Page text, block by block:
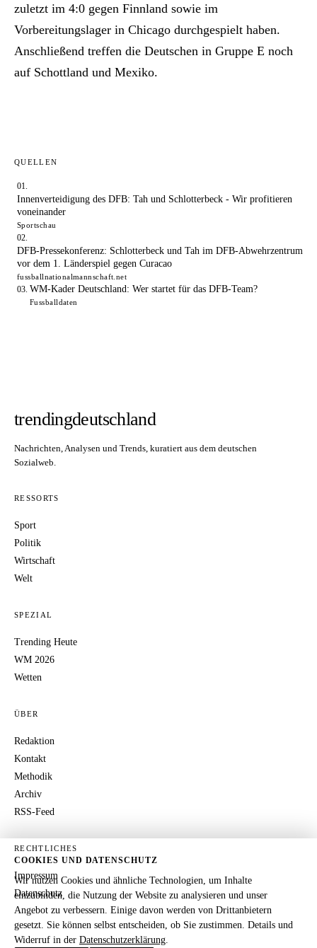
zuletzt im 4:0 gegen Finnland sowie im
Vorbereitungslager in Chicago durchgespielt haben.
Anschließend treffen die Deutschen in Gruppe E noch
auf Schottland und Mexiko.
QUELLEN
Innenverteidigung des DFB: Tah und Schlotterbeck - Wir profitieren
voneinander
Sportschau
DFB-Pressekonferenz: Schlotterbeck und Tah im DFB-Abwehrzentrum
vor dem 1. Länderspiel gegen Curacao
fussballnationalmannschaft.net
WM-Kader Deutschland: Wer startet für das DFB-Team?
Fussballdaten
trendingdeutschland
Nachrichten, Analysen und Trends, kuratiert aus dem deutschen
Sozialweb.
RESSORTS
Sport
Politik
Wirtschaft
Welt
SPEZIAL
Trending Heute
WM 2026
Wetten
ÜBER
Redaktion
Kontakt
Methodik
Archiv
RSS-Feed
RECHTLICHES
Impressum
Datenschutz
COOKIES UND DATENSCHUTZ
Wir nutzen Cookies und ähnliche Technologien, um Inhalte
einzubinden, die Nutzung der Website zu analysieren und unser
Angebot zu verbessern. Einige davon werden von Drittanbietern
gesetzt. Sie können selbst entscheiden, ob Sie zustimmen. Details und
Widerruf in der Datenschutzerklärung.